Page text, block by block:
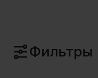
Фильтры